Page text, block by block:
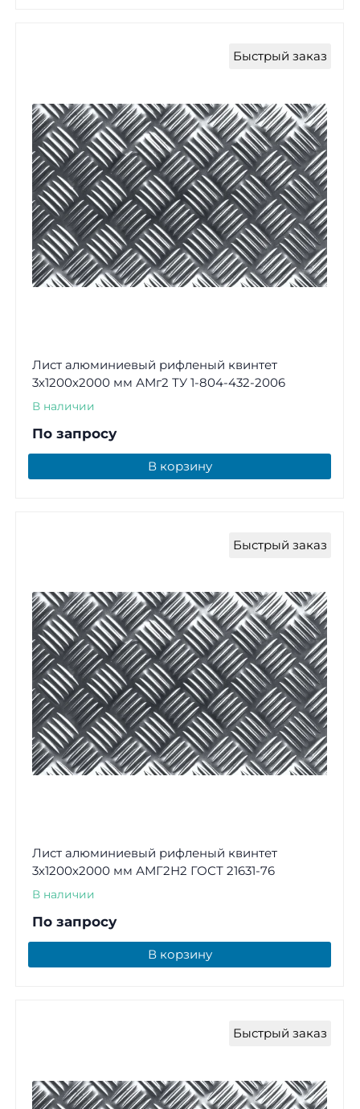
Быстрый заказ
Лист алюминиевый рифленый квинтет
3х1200х2000 мм АМг2 ТУ 1-804-432-2006
В наличии
По запросу
В корзину
Быстрый заказ
Лист алюминиевый рифленый квинтет
3х1200х2000 мм АМГ2Н2 ГОСТ 21631-76
В наличии
По запросу
В корзину
Быстрый заказ